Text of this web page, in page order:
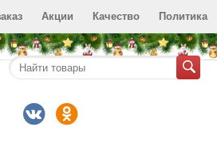
Акции Качество Политика